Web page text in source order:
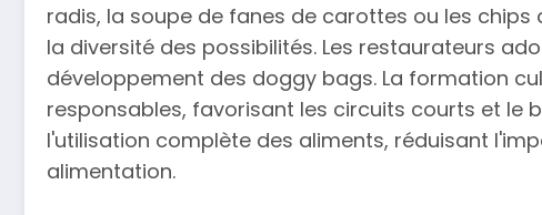
radis, la soupe de fanes de carottes ou les
la diversité des possibilités. Les restaurateurs
développement des doggy bags. La formation
responsables, favorisant les circuits courts et le
l'utilisation complète des aliments, réduisant
alimentation.